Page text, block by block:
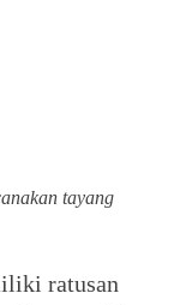
tayang
ratusan